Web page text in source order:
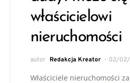
właścicielowi
nieruchomości
autor Redakcja Kreator 02/
Właściciele nieruchomości